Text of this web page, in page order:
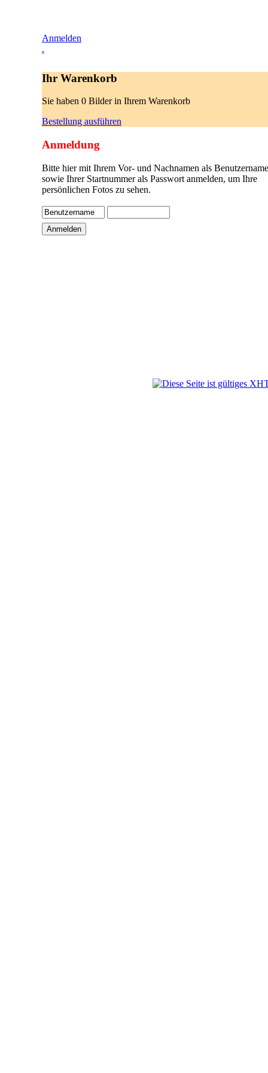
Anmelden
.
Ihr Warenkorb
Sie haben 0 Bilder in Ihrem Warenkorb
Bestellung ausführen
Anmeldung
Bitte hier mit Ihrem Vor- und Nachnamen als
sowie Ihrer Startnummer als Passwort anmelden, um Ihre
persönlichen Fotos zu sehen.